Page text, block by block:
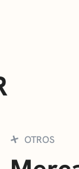
OTROS